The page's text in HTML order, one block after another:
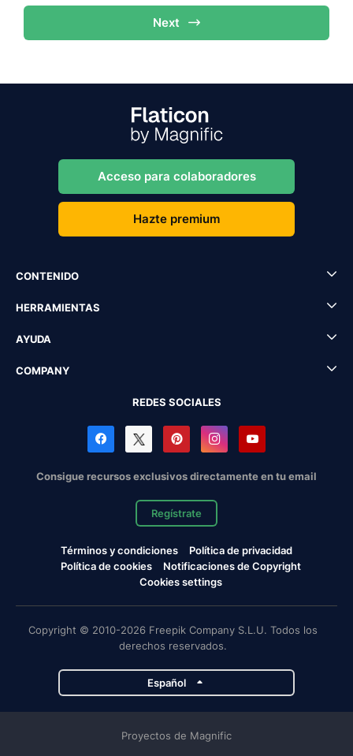
Next
Acceso para colaboradores
Hazte premium
CONTENIDO
HERRAMIENTAS
AYUDA
COMPANY
REDES SOCIALES
Consigue recursos exclusivos directamente en tu email
Regístrate
Términos y condiciones
Política de privacidad
Política de cookies
Notificaciones de Copyright
Cookies settings
Copyright © 2010-2026 Freepik Company S.L.U. Todos los
derechos reservados.
Español
Proyectos de Magnific